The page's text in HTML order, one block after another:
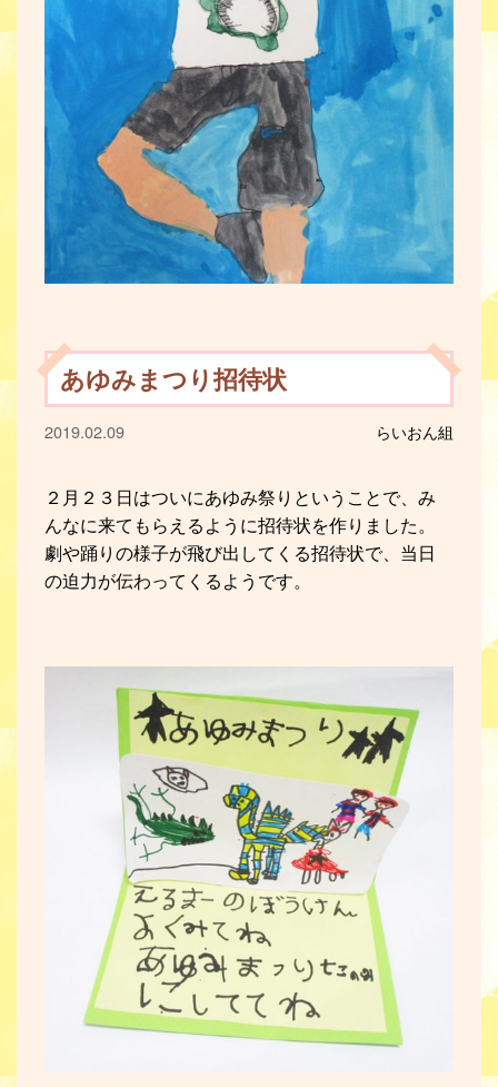
あゆみまつり招待状
2019.02.09 らいおん組
２月２３日はついにあゆみ祭りということで、み
んなに来てもらえるように招待状を作りました。
劇や踊りの様子が飛び出してくる招待状で、当日
の迫力が伝わってくるようです。